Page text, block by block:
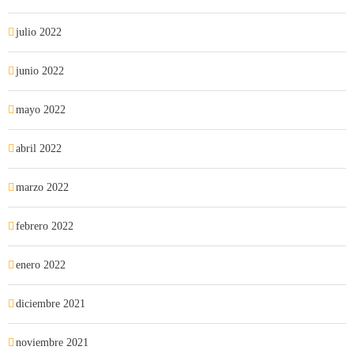
julio 2022
junio 2022
mayo 2022
abril 2022
marzo 2022
febrero 2022
enero 2022
diciembre 2021
noviembre 2021